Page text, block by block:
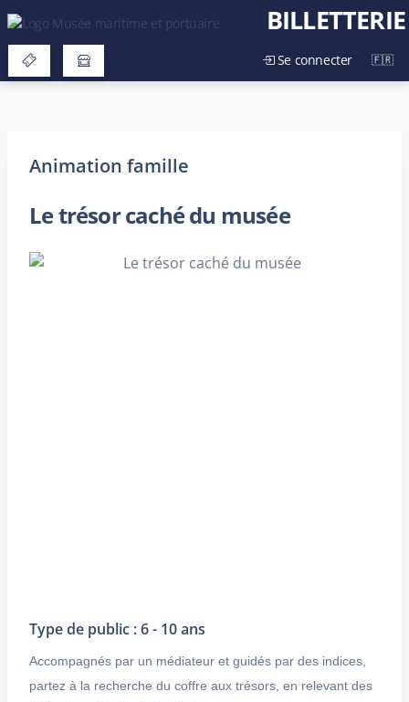
BILLETTERIE
Se connecter
Animation famille
Le trésor caché du musée
Type de public : 6 - 10 ans
Accompagnés par un médiateur et guidés par des indices,
partez à la recherche du coffre aux trésors, en relevant des